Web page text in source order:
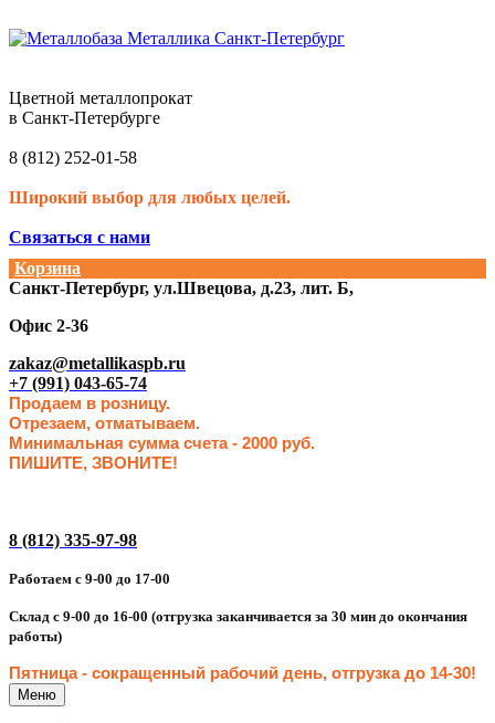
Цветной металлопрокат
в Санкт-Петербурге
8 (812) 252-01-58
Широкий выбор для любых целей.
Связаться с нами
Корзина
Санкт-Петербург, ул.Швецова, д.23, лит. Б,
Офис 2-36
zakaz@metallikaspb.ru
+7 (991) 043-65-74
Продаем в розницу.
Отрезаем, отматываем.
Минимальная сумма счета - 2000 руб.
ПИШИТЕ, ЗВОНИТЕ!
8 (812) 335-97-98
Работаем с 9-00 до 17-00
Склад с 9-00 до 16-00 (отгрузка заканчивается за 30 мин до окончания
работы)
Пятница - сокращенный рабочий день, отгрузка до 14-30!
Меню